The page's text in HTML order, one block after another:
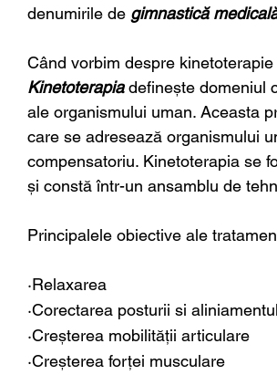
denumirile de gimnastică
Când vorbim despre
Kinetoterapia definește domeniul
ale organismului uman. Aceasta
care se adresează organismului
compensatoriu. Kinetoterapia se
și constă într-un ansamblu de
Principalele obiective ale
·Relaxarea
·Corectarea posturii si
·Creșterea mobilității articulare
·Creșterea forței musculare